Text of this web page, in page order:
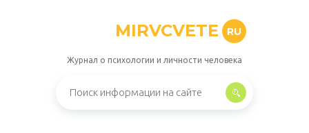
MIRVCVETE RU
Журнал о психологии и личности человека